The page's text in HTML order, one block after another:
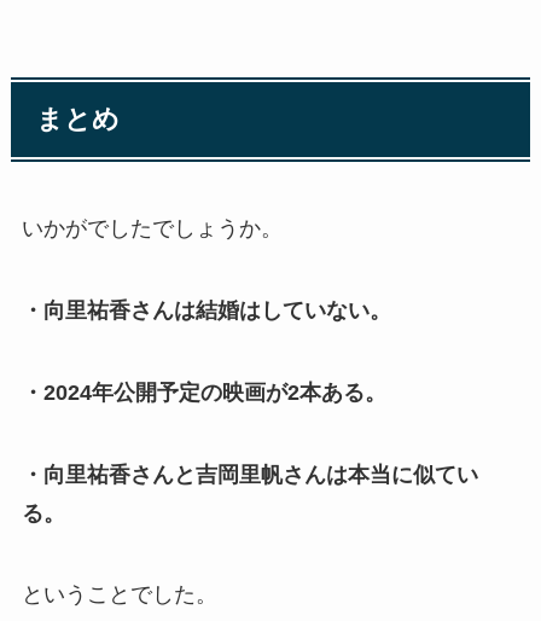
まとめ
いかがでしたでしょうか。
・向里祐香さんは結婚はしていない。
・2024年公開予定の映画が2本ある。
・向里祐香さんと吉岡里帆さんは本当に似てい
る。
ということでした。